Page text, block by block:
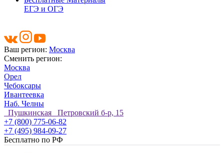
ЕГЭ и ОГЭ
Ваш регион: Москва
Сменить регион:
Москва
Орел
Чебоксары
Ивантеевка
Наб. Челны
Пушкинская Петровский б-р, 15
+7 (800) 775-06-82
+7 (495) 984-09-27
Бесплатно по РФ